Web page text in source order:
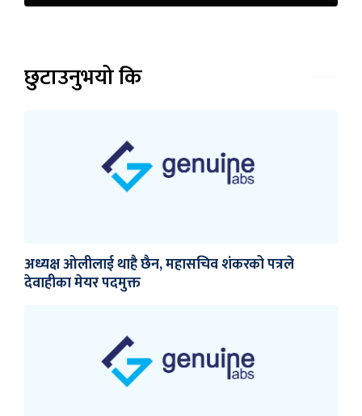
छुटाउनुभयो कि
अध्यक्ष ओलीलाई थाहै छैन, महासचिव शंकरको पत्रले
देवाहीका मेयर पदमुक्त